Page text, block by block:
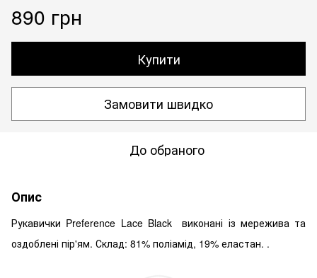
890 грн
Купити
Замовити швидко
До обраного
Опис
Рукавички Preference Lace Blackвиконані із мережива та
оздоблені пір'ям. Склад: 81% поліамід, 19% еластан. .